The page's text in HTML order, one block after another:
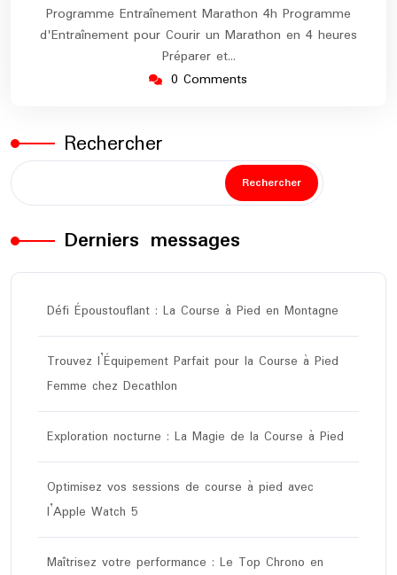
Programme Entraînement Marathon 4h Programme
d'Entraînement pour Courir un Marathon en 4 heures
Préparer et…
0 Comments
Rechercher
Rechercher
Derniers messages
Défi Époustouflant : La Course à Pied en Montagne
Trouvez l’Équipement Parfait pour la Course à Pied
Femme chez Decathlon
Exploration nocturne : La Magie de la Course à Pied
Optimisez vos sessions de course à pied avec
l’Apple Watch 5
Maîtrisez votre performance : Le Top Chrono en